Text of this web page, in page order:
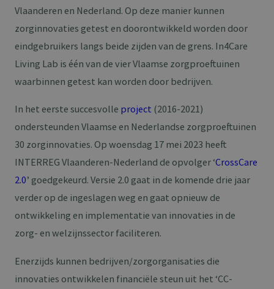
Vlaanderen en Nederland. Op deze manier kunnen
zorginnovaties getest en doorontwikkeld worden door
eindgebruikers langs beide zijden van de grens. In4Care
Living Lab is één van de vier Vlaamse zorgproeftuinen
waarbinnen getest kan worden door bedrijven.
In het eerste succesvolle project (2016-2021)
ondersteunden Vlaamse en Nederlandse zorgproeftuinen
30 zorginnovaties. Op woensdag 17 mei 2023 heeft
INTERREG Vlaanderen-Nederland de opvolger ‘CrossCare
2.0’ goedgekeurd. Versie 2.0 gaat in de komende drie jaar
verder op de ingeslagen weg en gaat opnieuw de
ontwikkeling en implementatie van innovaties in de
zorg- en welzijnssector faciliteren.
Enerzijds kunnen bedrijven/zorgorganisaties die
innovaties ontwikkelen financiële steun uit het ‘CC-